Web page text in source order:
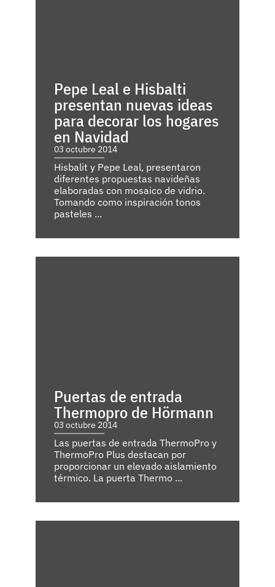
Pepe Leal e Hisbalti
presentan nuevas ideas
para decorar los hogares
en Navidad
03 octubre 2014
Hisbalit y Pepe Leal, presentaron
diferentes propuestas navideñas
elaboradas con mosaico de vidrio.
Tomando como inspiración tonos
pasteles ...
Puertas de entrada
Thermopro de Hörmann
03 octubre 2014
Las puertas de entrada ThermoPro y
ThermoPro Plus destacan por
proporcionar un elevado aislamiento
térmico. La puerta Thermo ...